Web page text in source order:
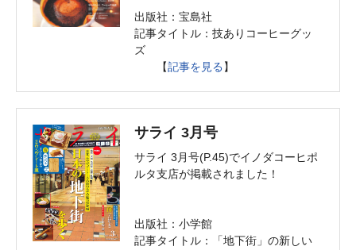
出版社：宝島社
記事タイトル：技ありコーヒーグッ
ズ
【記事を見る 】
サライ 3月号
サライ 3月号(P.45)でイノダコーヒポ
ルタ支店が掲載されました！
出版社：小学館
記事タイトル：「地下街」の新しい